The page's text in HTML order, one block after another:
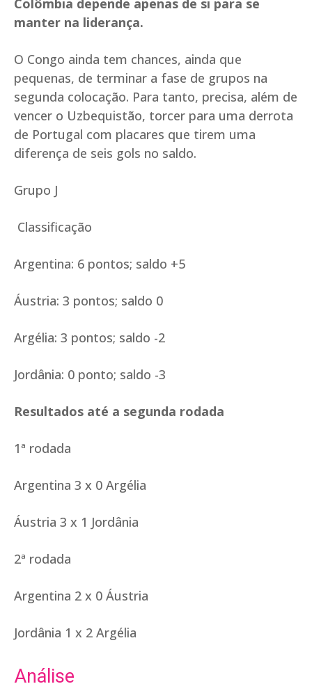
Colômbia depende apenas de si para se
manter na liderança.
O Congo ainda tem chances, ainda que
pequenas, de terminar a fase de grupos na
segunda colocação. Para tanto, precisa, além de
vencer o Uzbequistão, torcer para uma derrota
de Portugal com placares que tirem uma
diferença de seis gols no saldo.
Grupo J
Classificação
Argentina: 6 pontos; saldo +5
Áustria: 3 pontos; saldo 0
Argélia: 3 pontos; saldo -2
Jordânia: 0 ponto; saldo -3
Resultados até a segunda rodada
1ª rodada
Argentina 3 x 0 Argélia
Áustria 3 x 1 Jordânia
2ª rodada
Argentina 2 x 0 Áustria
Jordânia 1 x 2 Argélia
Análise